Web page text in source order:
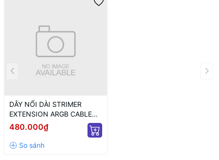
DÂY NỐI DÀI STRIMER
EXTENSION ARGB CABLE
12+4 TO 12P+4P WHITE
(MÀU TRẮNG/ 12VHPWR)
480.000₫